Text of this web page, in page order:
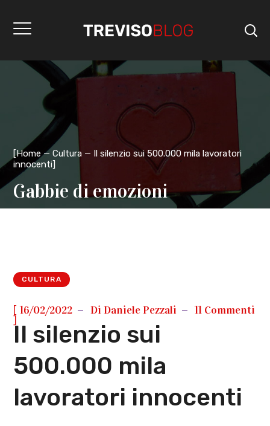
[Home Cultura
Il silenzio sui 500.000 mila lavoratori
innocenti]
Gabbie di emozioni
CULTURA
[16/02/2022 DiDaniele Pezzali 11 Commenti
]
Il silenzio sui
500.000 mila
lavoratori innocenti